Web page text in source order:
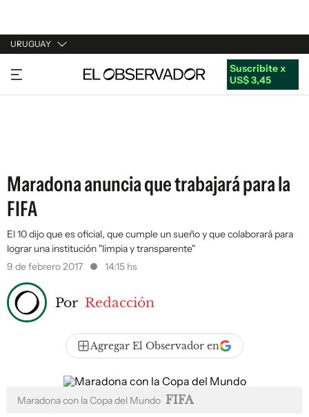
URUGUAY
URUGUAY
ARGENTINA
Suscribite x
US$ 3,45
Maradona anuncia que trabajará para la
FIFA
El 10 dijo que es oficial, que cumple un sueño y que colaborará para
lograr una institución "limpia y transparente"
9 de febrero 2017
14:15 hs
Por Redacción
Agregar El Observador en
Maradona con la Copa del Mundo FIFA